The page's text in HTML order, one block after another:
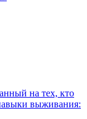
на тех, кто
выживания: